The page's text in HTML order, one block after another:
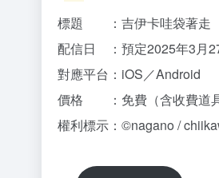
標題 ：吉伊卡哇袋著走
配信日 ：預定2025年3月
對應平台：iOS／Android
價格 ：免費（含收費道具
權利標示：©nagano /